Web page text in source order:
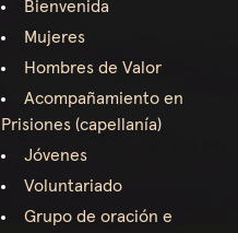
Bienvenida
Mujeres
Hombres de Valor
Acompañamiento en
Prisiones (capellanía)
Jóvenes
Voluntariado
Grupo de oración e